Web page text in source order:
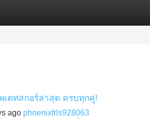
Site Listings
เดทสกอร์ล่าสุด ครบทุกคู่!
ago phoenixfrls928063